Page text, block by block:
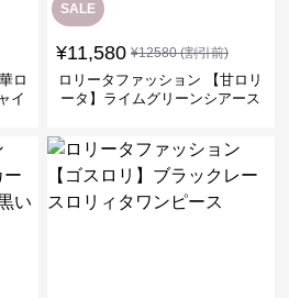
ロ
イ
SALE
¥11,580 ¥12580(割引前)
ロリータファッション 【甘ロリ
ータ】ライムグリーンシアース